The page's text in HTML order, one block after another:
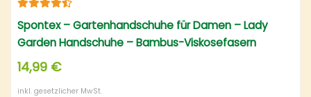
Spontex – Gartenhandschuhe für Damen – Lady
Garden Handschuhe – Bambus-Viskosefasern
14,99 €
inkl. gesetzlicher MwSt.